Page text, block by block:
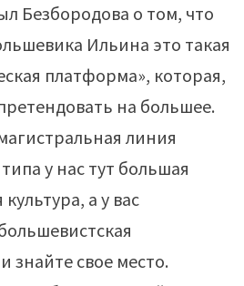
Безбородова о том, что
Ильина это такая
платформа», которая,
на большее.
линия
у нас тут большая
а у вас
знайте свое место.